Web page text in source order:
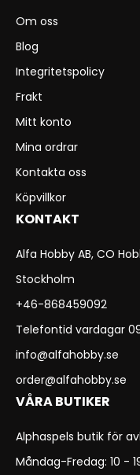
Om oss
Blog
Integritetspolicy
Frakt
Mitt konto
Mina ordrar
Kontakta oss
Köpvillkor
KONTAKT
Alfa Hobby AB, CO
Stockholm
+46-868459092
Telefontid vardagar
info@alfahobby.se
order@alfahobby.se
VÅRA BUTIKER
Alphaspels butik för
Måndag-Fredag: 10 -